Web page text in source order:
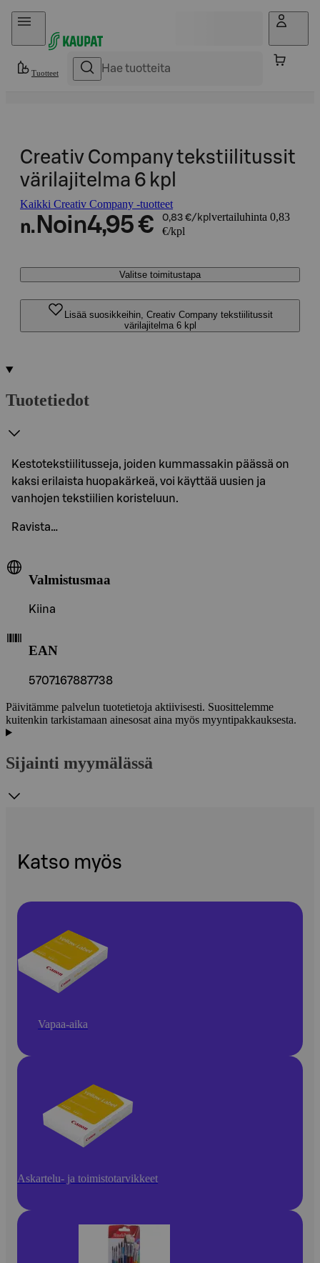
Hyppää sisältöön
Tuotteet
Creativ Company tekstiilitussit
värilajitelma 6 kpl
Kaikki Creativ Company -tuotteet
n. Noin4,95 € 0,83 €/kpl vertailuhinta 0,83
€/kpl
Valitse toimitustapa
Lisää suosikkeihin, Creativ Company tekstiilitussit
värilajitelma 6 kpl
Tuotetiedot
Kestotekstiilitusseja, joiden kummassakin päässä on
kaksi erilaista huopakärkeä, voi käyttää uusien ja
vanhojen tekstiilien koristeluun.
Ravista…
Valmistusmaa
Kiina
EAN
5707167887738
Päivitämme palvelun tuotetietoja aktiivisesti. Suosittelemme
kuitenkin tarkistamaan ainesosat aina myös myyntipakkauksesta.
Sijainti myymälässä
Katso myös
Vapaa-aika
Askartelu- ja toimistotarvikkeet